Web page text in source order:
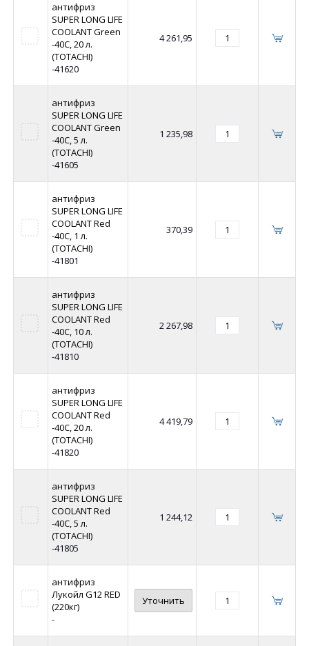
антифриз
SUPER LONG LIFE
COOLANT Green
-40C, 20 л.
(TOTACHI)
-41620
4 261,95
антифриз
SUPER LONG LIFE
COOLANT Green
-40C, 5 л.
(TOTACHI)
-41605
1 235,98
антифриз
SUPER LONG LIFE
COOLANT Red
-40C, 1 л.
(TOTACHI)
-41801
370,39
антифриз
SUPER LONG LIFE
COOLANT Red
-40C, 10 л.
(TOTACHI)
-41810
2 267,98
антифриз
SUPER LONG LIFE
COOLANT Red
-40C, 20 л.
(TOTACHI)
-41820
4 419,79
антифриз
SUPER LONG LIFE
COOLANT Red
-40C, 5 л.
(TOTACHI)
-41805
1 244,12
антифриз
Лукойл G12 RED
(220кг)
-
Уточнить